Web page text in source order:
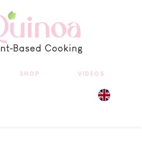
SHOP VIDEOS